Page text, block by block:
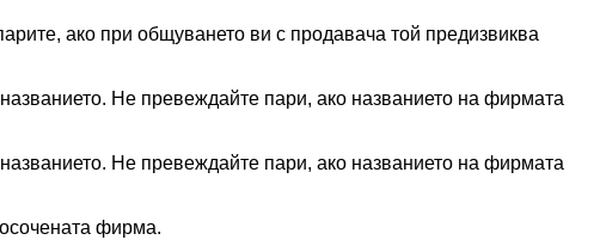
ако при общуването ви с продавача той предизвиква
Не превеждайте пари, ако названието на фирмата
Не превеждайте пари, ако названието на фирмата
фирма.